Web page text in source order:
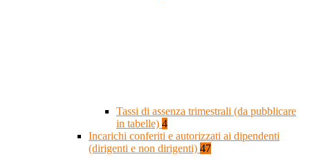
Tassi di assenza trimestrali (da pubblicare
in tabelle) 4
Incarichi conferiti e autorizzati ai dipendenti
(dirigenti e non dirigenti) 47